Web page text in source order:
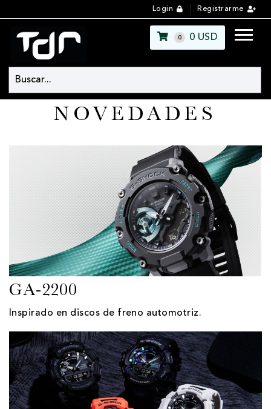
Login Registrarme
0 0 USD
NOVEDADES
GA-2200
Inspirado en discos de freno automotriz.